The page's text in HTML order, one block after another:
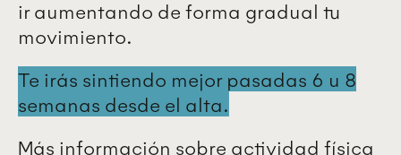
ir aumentando de forma gradual tu
movimiento.
Te irás sintiendo mejor pasadas 6 u 8
semanas desde el alta.
Más información sobre actividad física